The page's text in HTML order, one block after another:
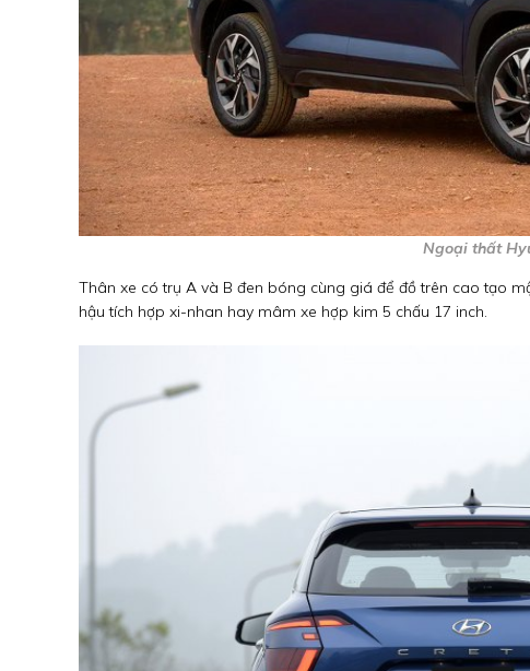
Ngoại thất
Thân xe có trụ A và B đen bóng cùng giá để đồ trên cao tạo
hậu tích hợp xi-nhan hay mâm xe hợp kim 5 chấu 17 inch.